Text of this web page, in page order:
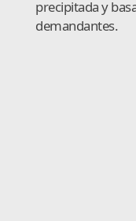
precipitada y
demandantes.